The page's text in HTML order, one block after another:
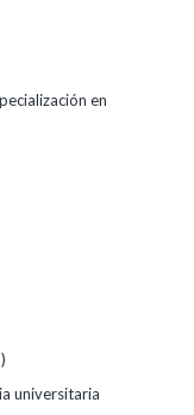
en
universitaria